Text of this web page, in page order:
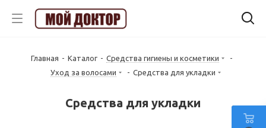
Главная - Каталог - Средства гигиены и косметики
-
Уход за волосами
- Средства для укладки
Средства для укладки